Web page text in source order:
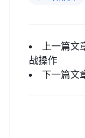
上一篇文
战操作
下一篇文